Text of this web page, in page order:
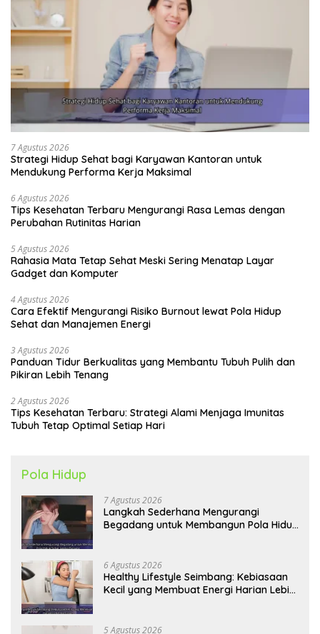
7 Agustus 2026
Strategi Hidup Sehat bagi Karyawan Kantoran untuk
Mendukung Performa Kerja Maksimal
6 Agustus 2026
Tips Kesehatan Terbaru Mengurangi Rasa Lemas dengan
Perubahan Rutinitas Harian
5 Agustus 2026
Rahasia Mata Tetap Sehat Meski Sering Menatap Layar
Gadget dan Komputer
4 Agustus 2026
Cara Efektif Mengurangi Risiko Burnout lewat Pola Hidup
Sehat dan Manajemen Energi
3 Agustus 2026
Panduan Tidur Berkualitas yang Membantu Tubuh Pulih dan
Pikiran Lebih Tenang
2 Agustus 2026
Tips Kesehatan Terbaru: Strategi Alami Menjaga Imunitas
Tubuh Tetap Optimal Setiap Hari
Pola Hidup
7 Agustus 2026
Langkah Sederhana Mengurangi
Begadang untuk Membangun Pola Hidup
6 Agustus 2026
Healthy Lifestyle Seimbang: Kebiasaan
Kecil yang Membuat Energi Harian Lebih
5 Agustus 2026